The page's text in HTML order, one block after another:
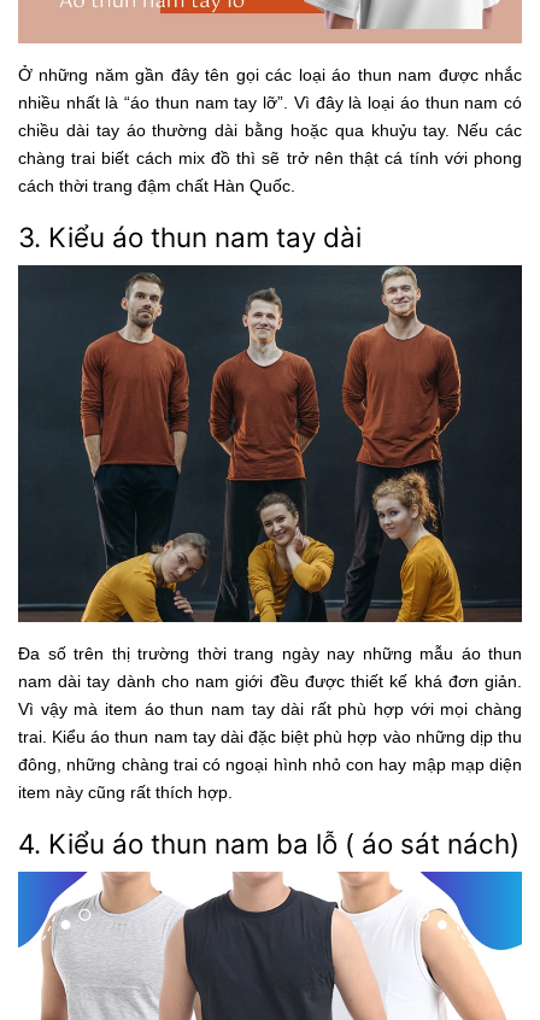
Ở những năm gần đây tên gọi các loại áo thun nam được nhắc
nhiều nhất là “áo thun nam tay lỡ”. Vì đây là loại áo thun nam có
chiều dài tay áo thường dài bằng hoặc qua khuỷu tay. Nếu các
chàng trai biết cách mix đồ thì sẽ trở nên thật cá tính với phong
cách thời trang đậm chất Hàn Quốc.
3. Kiểu áo thun nam tay dài
Đa số trên thị trường thời trang ngày nay những mẫu áo thun
nam dài tay dành cho nam giới đều được thiết kế khá đơn giản.
Vì vậy mà item áo thun nam tay dài rất phù hợp với mọi chàng
trai. Kiểu áo thun nam tay dài đặc biệt phù hợp vào những dịp thu
đông, những chàng trai có ngoại hình nhỏ con hay mập mạp diện
item này cũng rất thích hợp.
4. Kiểu áo thun nam ba lỗ ( áo sát nách)